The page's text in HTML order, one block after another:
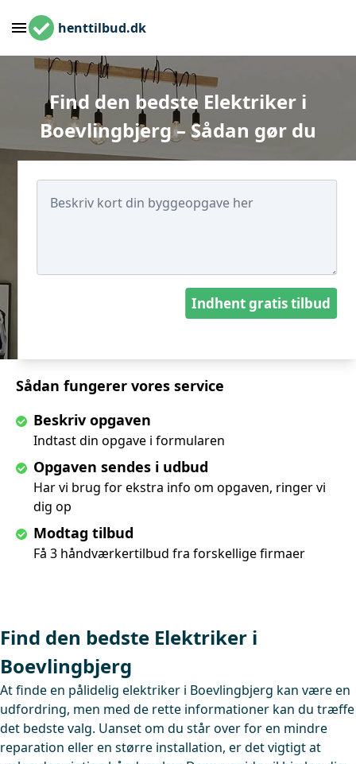
henttilbud.dk
Find den bedste Elektriker i
Boevlingbjerg – Sådan gør du
Sådan fungerer vores service
Beskriv opgaven
Indtast din opgave i formularen
Opgaven sendes i udbud
Har vi brug for ekstra info om opgaven, ringer vi
dig op
Modtag tilbud
Få 3 håndværkertilbud fra forskellige firmaer
Indhent gratis tilbud
Find den bedste Elektriker i
Boevlingbjerg
At finde en pålidelig elektriker i Boevlingbjerg kan være en
udfordring, men med de rette informationer kan du træffe
det bedste valg. Uanset om du står over for en mindre
reparation eller en større installation, er det vigtigt at